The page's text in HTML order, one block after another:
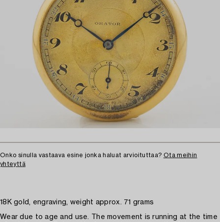
Onko sinulla vastaava esine jonka haluat arvioituttaa? Ota meihin
yhteyttä
18K gold, engraving, weight approx. 71 grams
Wear due to age and use. The movement is running at the time